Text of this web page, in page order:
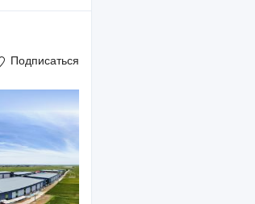
Подписаться